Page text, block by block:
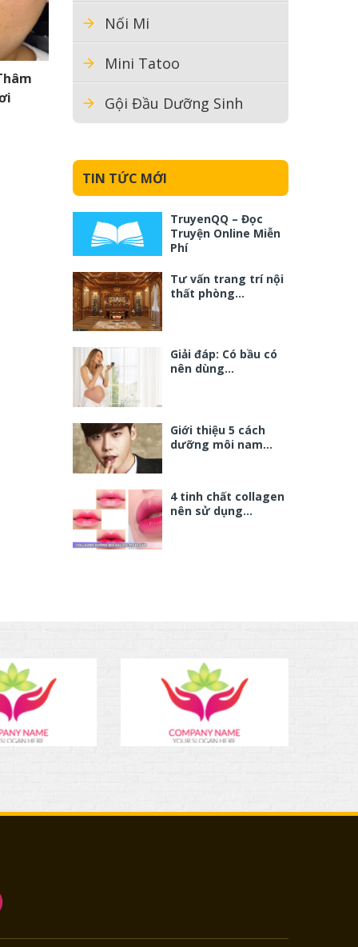
Nối Mi
Mini Tatoo
Gội Đầu Dưỡng Sinh
TIN TỨC MỚI
TruyenQQ – Đọc
Truyện Online Miễn
Phí
Tư vấn trang trí nội
thất phòng…
Giải đáp: Có bầu có
nên dùng…
Giới thiệu 5 cách
dưỡng môi nam…
4 tinh chất collagen
nên sử dụng…